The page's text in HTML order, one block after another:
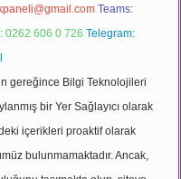
Teams:
0262 606 0 726 Telegram:
gereğince Bilgi Teknolojileri
bir Yer Sağlayıcı olarak
içerikleri proaktif olarak
bulunmamaktadır. Ancak,